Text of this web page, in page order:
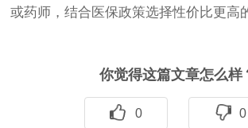
或药师，结合医保政策选择性价比更高
你觉得这篇文章怎么样
0 0